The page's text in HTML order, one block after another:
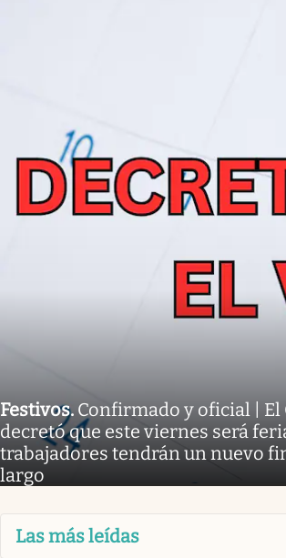
Festivos. Confirmado y oficial |
decretó que este viernes será
trabajadores tendrán un nuevo
largo
Las más leídas